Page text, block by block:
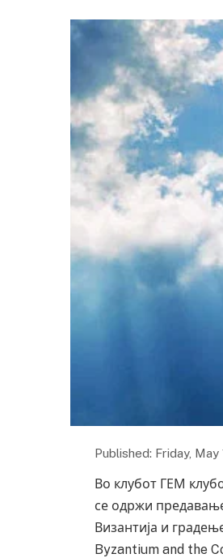
Published: Friday, May
Во клубот ГЕМ
се одржи
Византија и
Byzantium and the